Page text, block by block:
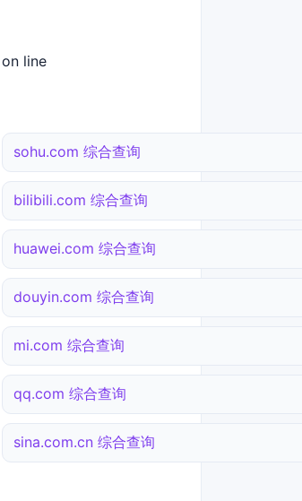
on line
sohu.com 综合查询
bilibili.com 综合查询
huawei.com 综合查询
douyin.com 综合查询
mi.com 综合查询
qq.com 综合查询
sina.com.cn 综合查询